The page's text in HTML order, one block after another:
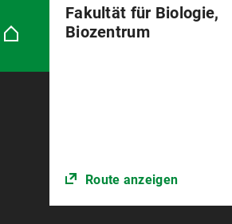
Fakultät für Biologie,
Biozentrum
Route anzeigen